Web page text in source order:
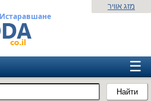
Найти
מזג אוויר
☰